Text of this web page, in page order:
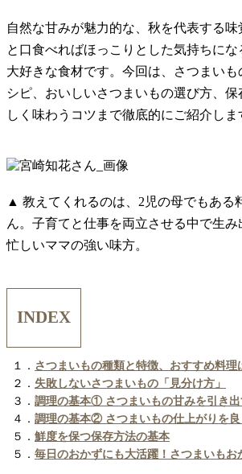
自然な甘みが魅力的な、秋を代表する
と口食べればほっこりとした気持ちに
大好きな食材です。今回は、さつまいも
シピ、おいしいさつまいもの選び方、
しく味わうコツまで徹底的にご紹介しま
▲ 教えてくれるのは、2児の母でもある
ん。子育てと仕事を両立させる中で生み
忙しいママの強い味方。
INDEX
１． さつまいもの種類と特徴、おすすめ料理
２． 失敗しないさつまいもの「見分け方」
３． 調理の基本① さつまいもの甘みを引き出
４． 調理の基本② さつまいもの仕上がりを良
５． 鮮度を保つ保存方法の基本
５． 毎日のおかずにも大活躍！さつまいもお